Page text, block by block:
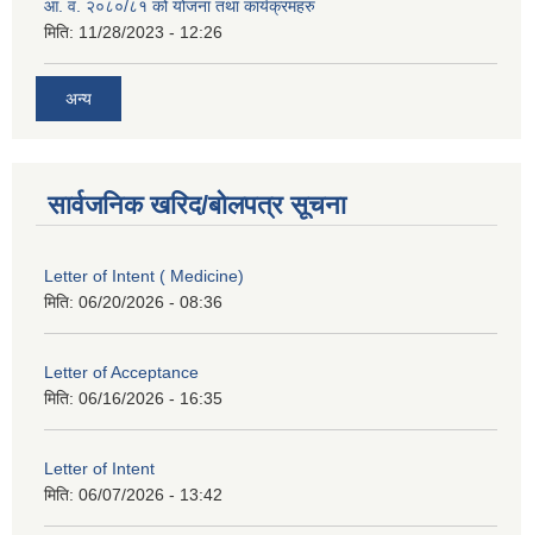
आ. व. २०८०/८१ को योजना तथा कार्यक्रमहरु
मिति: 11/28/2023 - 12:26
अन्य
सार्वजनिक खरिद/बोलपत्र सूचना
Letter of Intent ( Medicine)
मिति: 06/20/2026 - 08:36
Letter of Acceptance
मिति: 06/16/2026 - 16:35
Letter of Intent
मिति: 06/07/2026 - 13:42